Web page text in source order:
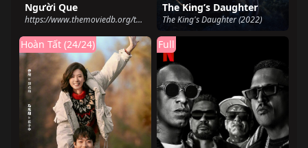
Người Que
https://www.themoviedb.org/tv/215275-cop-adam (2022)
The King’s Daughter
The King's Daughter (2022)
Hoàn Tất (24/24) Full